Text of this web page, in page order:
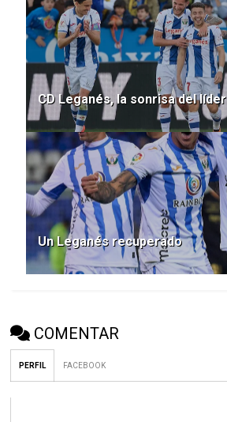
CD Leganés, la sonrisa del líder
Un Leganés recuperado
COMENTAR
PERFIL FACEBOOK